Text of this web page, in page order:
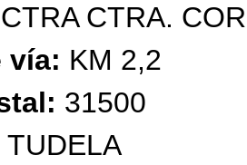
CTRA CTRA.
vía: KM 2,2
31500
TUDELA